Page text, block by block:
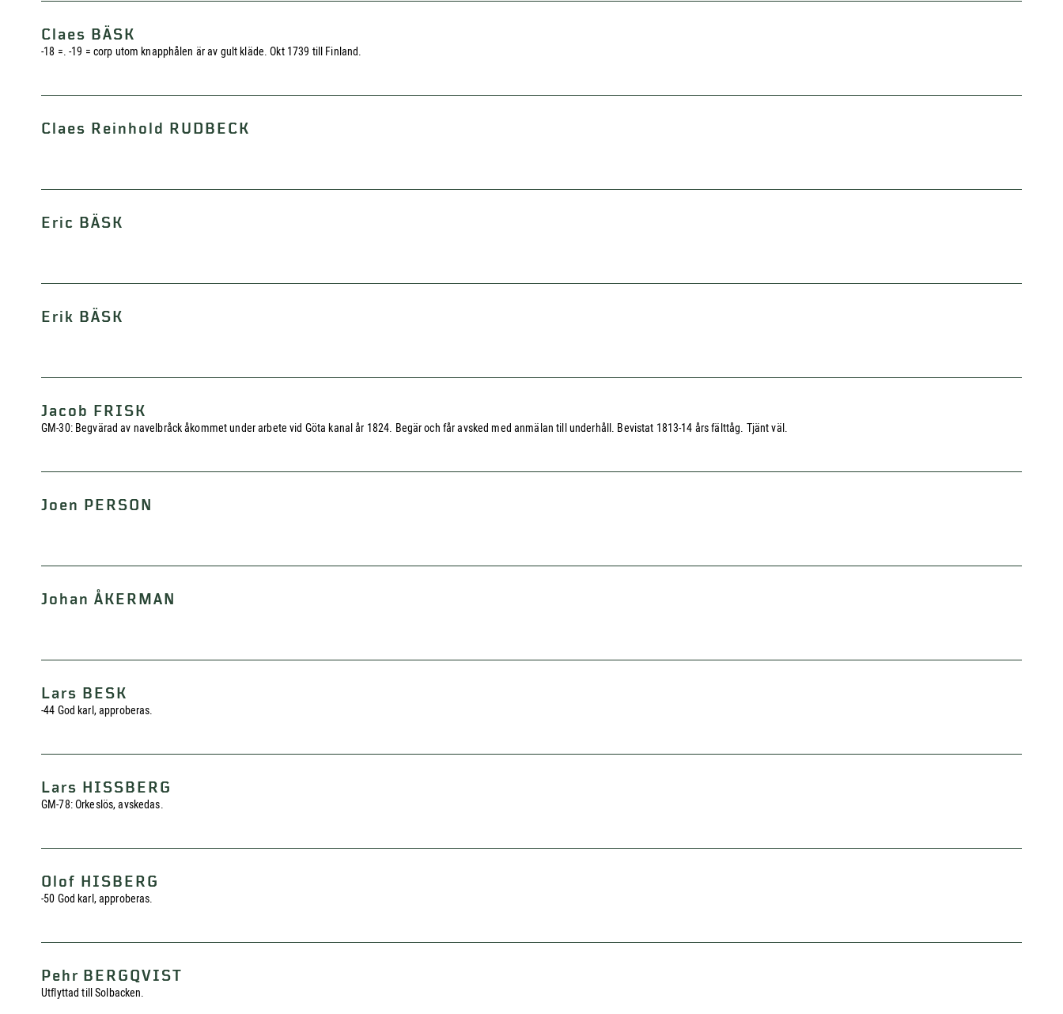
Claes BÄSK
-18 =. -19 = corp utom knapphålen är av gult kläde. Okt 1739 till Finland.
Claes Reinhold RUDBECK
Eric BÄSK
Erik BÄSK
Jacob FRISK
GM-30: Begvärad av navelbråck åkommet under arbete vid Göta kanal år 1824. Begär och får avsked med anmälan till underhåll. Bevistat 1813-14 års fälttåg. Tjänt väl.
Joen PERSON
Johan ÅKERMAN
Lars BESK
-44 God karl, approberas.
Lars HISSBERG
GM-78: Orkeslös, avskedas.
Olof HISBERG
-50 God karl, approberas.
Pehr BERGQVIST
Utflyttad till Solbacken.